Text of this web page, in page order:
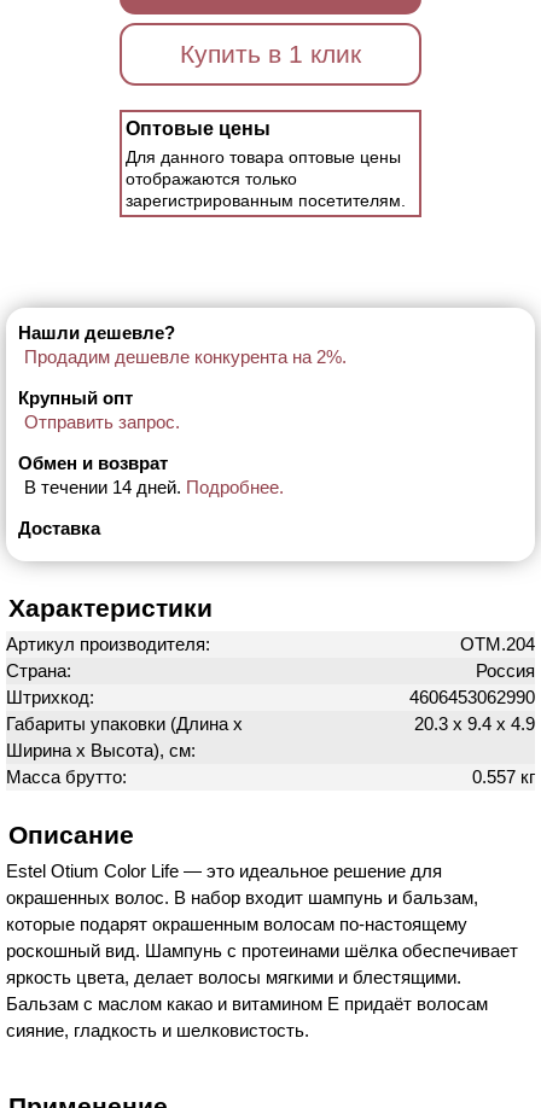
Купить в 1 клик
Оптовые цены
Для данного товара оптовые цены
отображаются только
зарегистрированным посетителям.
Нашли дешевле?
Продадим дешевле конкурента на 2%.
Крупный опт
Отправить запрос.
Обмен и возврат
В течении 14 дней. Подробнее.
Доставка
Характеристики
Артикул производителя:
OTM.204
Страна:
Россия
Штрихкод:
4606453062990
Габариты упаковки (Длина х
Ширина х Высота), см:
20.3 х 9.4 х 4.9
Масса брутто: 0.557 кг
Описание
Estel Otium Color Life — это идеальное решение для
окрашенных волос. В набор входит шампунь и бальзам,
которые подарят окрашенным волосам по-настоящему
роскошный вид. Шампунь с протеинами шёлка обеспечивает
яркость цвета, делает волосы мягкими и блестящими.
Бальзам с маслом какао и витамином E придаёт волосам
сияние, гладкость и шелковистость.